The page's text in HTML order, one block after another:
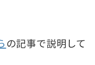
の記事で説明して